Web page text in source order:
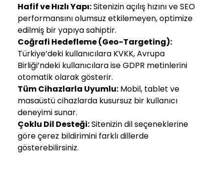
Hafif ve Hızlı Yapı:Sitenizin açılış hızını ve SEO
performansını olumsuz etkilemeyen, optimize
edilmiş bir yapıya sahiptir.
Coğrafi Hedefleme (Geo-Targeting):
Türkiye’deki kullanıcılara KVKK, Avrupa
Birliği’ndeki kullanıcılara ise GDPR metinlerini
otomatik olarak gösterir.
Tüm Cihazlarla Uyumlu: Mobil, tablet ve
masaüstü cihazlarda kusursuz bir kullanıcı
deneyimi sunar.
Çoklu Dil Desteği:Sitenizin dil seçeneklerine
göre çerez bildirimini farklı dillerde
gösterebilirsiniz.